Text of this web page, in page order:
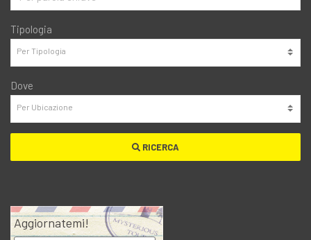
Tipologia
Dove
RICERCA
Aggiornatemi!